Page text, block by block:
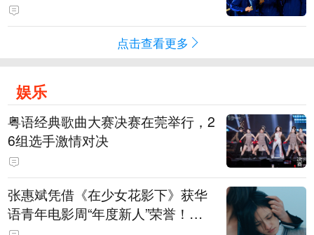
点击查看更多
娱乐
粤语经典歌曲大赛决赛在莞举行，2
6组选手激情对决
张惠斌凭借《在少女花影下》获华
语青年电影周“年度新人”荣誉！该